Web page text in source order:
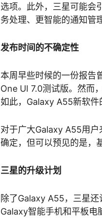
选项。此外，三星可能会
务处理、更智能的通知管
发布时间的不确定性
本周早些时候的一份报告
One UI 7.0测试版。然而
如此，Galaxy A55新软件
对于广大Galaxy A55用
确定，但可以预见的是，
三星的升级计划
除了Galaxy A55，三星
Galaxy智能手机和平板电